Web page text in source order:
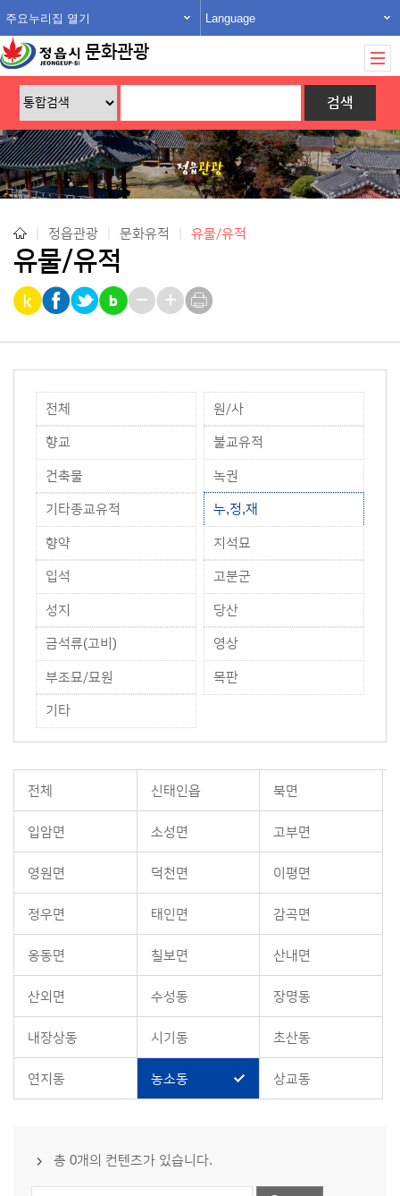
주요누리집 열기 Language
문화관광
정읍관광 문화유적 유물/유적
유물/유적
전체 원/사
향교 불교유적
건축물 녹권
기타종교유적 누,정,재
향약 지석묘
입석 고분군
성지 당산
금석류(고비) 영상
부조묘/묘원 목판
기타
전체 신태인읍 북면
입암면 소성면 고부면
영원면 덕천면 이평면
정우면 태인면 감곡면
옹동면 칠보면 산내면
산외면 수성동 장명동
내장상동 시기동 초산동
연지동 농소동 상교동
총 0개의 컨텐츠가 있습니다.